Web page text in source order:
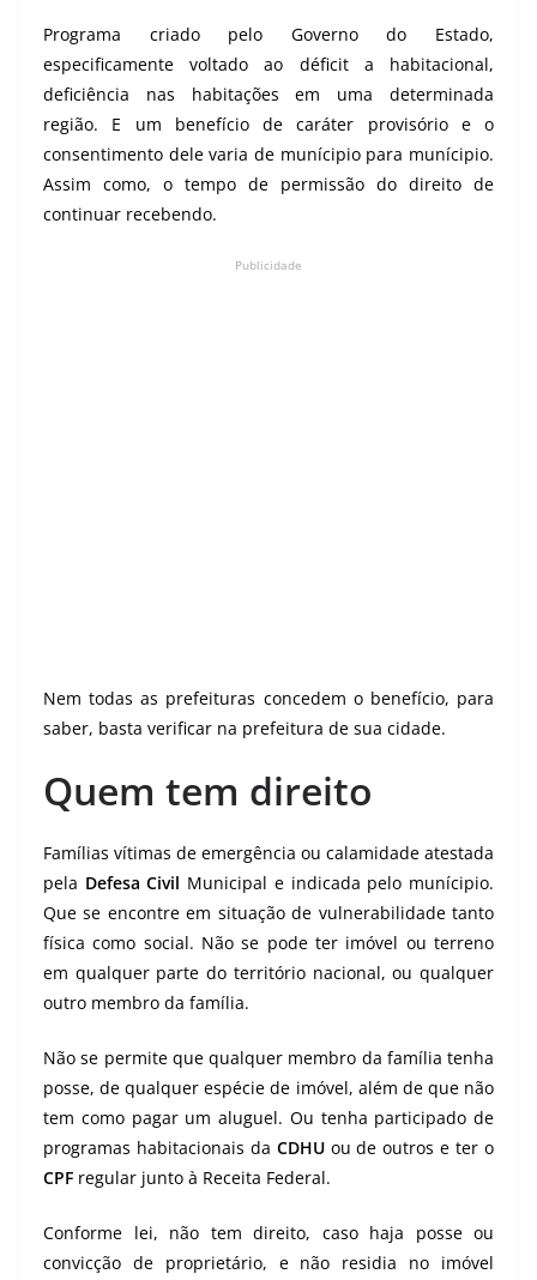
Programa criado pelo Governo do Estado,
especificamente voltado ao déficit a habitacional,
deficiência nas habitações em uma determinada
região. E um benefício de caráter provisório e o
consentimento dele varia de munícipio para munícipio.
Assim como, o tempo de permissão do direito de
continuar recebendo.
Publicidade
Nem todas as prefeituras concedem o benefício, para
saber, basta verificar na prefeitura de sua cidade.
Quem tem direito
Famílias vítimas de emergência ou calamidade atestada
pela Defesa Civil Municipal e indicada pelo munícipio.
Que se encontre em situação de vulnerabilidade tanto
física como social. Não se pode ter imóvel ou terreno
em qualquer parte do território nacional, ou qualquer
outro membro da família.
Não se permite que qualquer membro da família tenha
posse, de qualquer espécie de imóvel, além de que não
tem como pagar um aluguel. Ou tenha participado de
programas habitacionais da CDHUou de outros e ter o
CPF regular junto à Receita Federal.
Conforme lei, não tem direito, caso haja posse ou
convicção de proprietário, e não residia no imóvel